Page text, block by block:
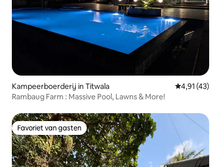
Kampeerboerderij in Titwala Gemiddelde
4,91 (43)
Rambaug Farm : Massive Pool, Lawns & More!
Favoriet van gasten
Favoriet van gasten